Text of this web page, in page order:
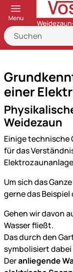
Menu
einer
Weidezaun
Einige technische
für das
Um sich das
gerne das
Gehen wir davon
Wasser fließt.
Das durch den
symbolisiert dabei
Deranliegende